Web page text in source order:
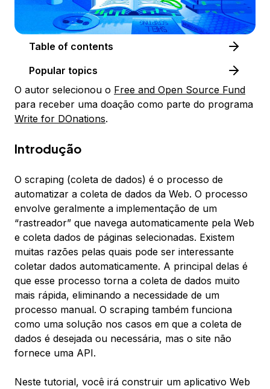
Table of contents
Popular topics
O autor selecionou o Free and Open Source Fund
para receber uma doação como parte do programa
Write for DOnations.
Introdução
O scraping (coleta de dados) é o processo de
automatizar a coleta de dados da Web. O processo
envolve geralmente a implementação de um
“rastreador” que navega automaticamente pela Web
e coleta dados de páginas selecionadas. Existem
muitas razões pelas quais pode ser interessante
coletar dados automaticamente. A principal delas é
que esse processo torna a coleta de dados muito
mais rápida, eliminando a necessidade de um
processo manual. O scraping também funciona
como uma solução nos casos em que a coleta de
dados é desejada ou necessária, mas o site não
fornece uma API.
Neste tutorial, você irá construir um aplicativo Web